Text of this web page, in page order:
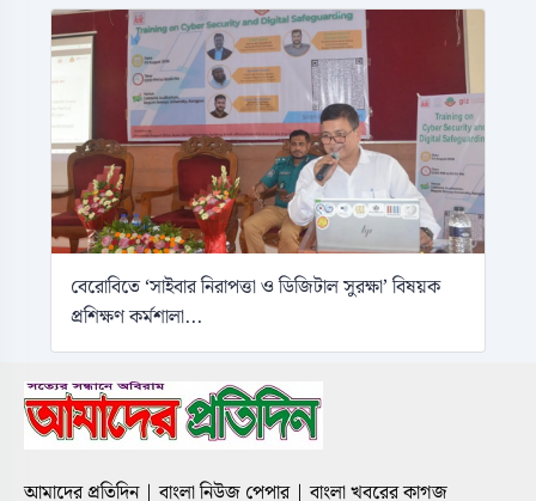
বেরোবিতে ‘সাইবার নিরাপত্তা ও ডিজিটাল সুরক্ষা’ বিষয়ক
প্রশিক্ষণ কর্মশালা...
আমাদের প্রতিদিন | বাংলা নিউজ পেপার | বাংলা খবরের কাগজ